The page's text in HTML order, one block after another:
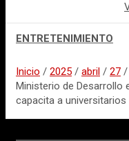
ENTRETENIMIENTO
Inicio 2025 abril
27
Ministerio de Desarrollo
capacita a universitarios